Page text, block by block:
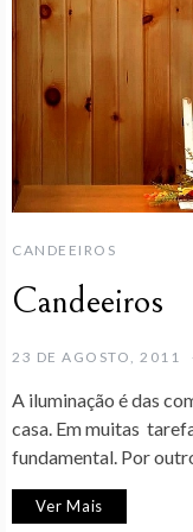
CANDEEIROS
Candeeiros
23 DE AGOSTO, 2011
A iluminação é das
casa. Em muitas
fundamental. Por
Ver Mais